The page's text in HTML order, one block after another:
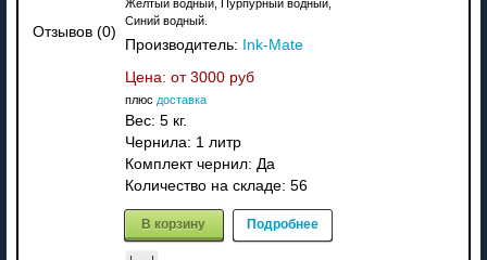
Отзывов (0)
Желтый водный, Пурпурный водный,
Синий водный.
Производитель: Ink-Mate
Цена: от 3000 руб
плюс доставка
Вес: 5 кг.
Чернила: 1 литр
Комплект чернил: Да
Количество на складе: 56
В корзину Подробнее